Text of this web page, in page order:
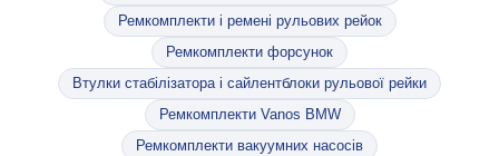
Ремкомплекти і ремені рульових рейок
Ремкомплекти форсунок
Втулки стабілізатора і сайлентблоки рульової рейки
Ремкомплекти Vanos BMW
Ремкомплекти вакуумних насосів